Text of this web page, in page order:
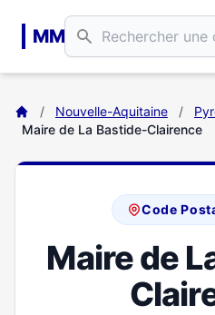
MM
/ Nouvelle-Aquitaine /
Maire de La Bastide-Clairence
Code
Maire de